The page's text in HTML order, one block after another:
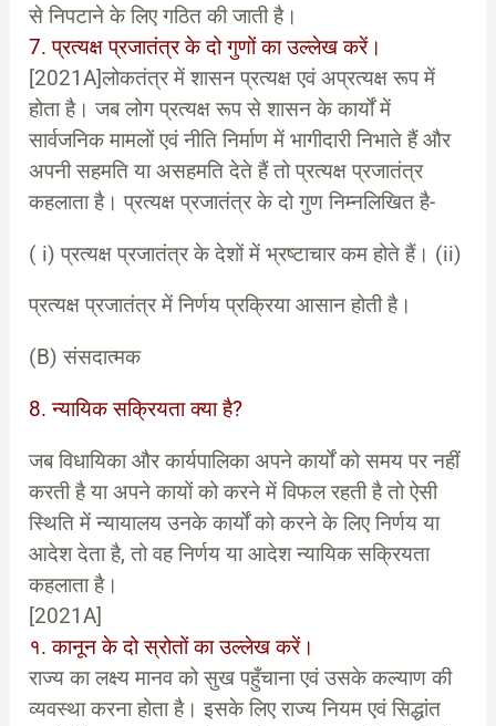
से निपटाने के लिए गठित की जाती है।
7. प्रत्यक्ष प्रजातंत्र के दो गुणों का उल्लेख करें।
[2021A]लोकतंत्र में शासन प्रत्यक्ष एवं अप्रत्यक्ष रूप में
होता है। जब लोग प्रत्यक्ष रूप से शासन के कार्यों में
सार्वजनिक मामलों एवं नीति निर्माण में भागीदारी निभाते हैं और
अपनी सहमति या असहमति देते हैं तो प्रत्यक्ष प्रजातंत्र
कहलाता है। प्रत्यक्ष प्रजातंत्र के दो गुण निम्नलिखित है-
( i) प्रत्यक्ष प्रजातंत्र के देशों में भ्रष्टाचार कम होते हैं। (ii)
प्रत्यक्ष प्रजातंत्र में निर्णय प्रक्रिया आसान होती है।
(B) संसदात्मक
8. न्यायिक सक्रियता क्या है?
जब विधायिका और कार्यपालिका अपने कार्यों को समय पर नहीं
करती है या अपने कायों को करने में विफल रहती है तो ऐसी
स्थिति में न्यायालय उनके कार्यों को करने के लिए निर्णय या
आदेश देता है, तो वह निर्णय या आदेश न्यायिक सक्रियता
कहलाता है।
[2021A]
१. कानून के दो स्रोतों का उल्लेख करें।
राज्य का लक्ष्य मानव को सुख पहुँचाना एवं उसके कल्याण की
व्यवस्था करना होता है। इसके लिए राज्य नियम एवं सिद्धांत